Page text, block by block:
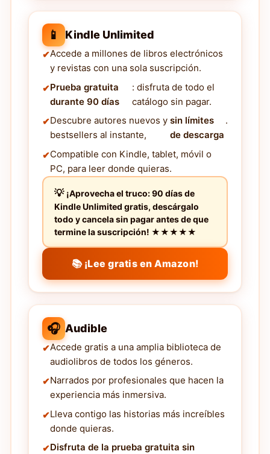
📱 Kindle Unlimited
Accede a millones de libros electrónicos
y revistas con una sola suscripción.
Prueba gratuita
durante 90 días
: disfruta de todo el
catálogo sin pagar.
Descubre autores nuevos y
bestsellers al instante,
sin límites
de descarga
.
Compatible con Kindle, tablet, móvil o
PC, para leer donde quieras.
¡Aprovecha el truco: 90 días de
Kindle Unlimited gratis, descárgalo
todo y cancela sin pagar antes de que
termine la suscripción! ★★★★★
📚 ¡Lee gratis en Amazon!
🎧 Audible
Accede gratis a una amplia biblioteca de
audiolibros de todos los géneros.
Narrados por profesionales que hacen la
experiencia más inmersiva.
Lleva contigo las historias más increíbles
donde quieras.
Disfruta de la prueba gratuita sin